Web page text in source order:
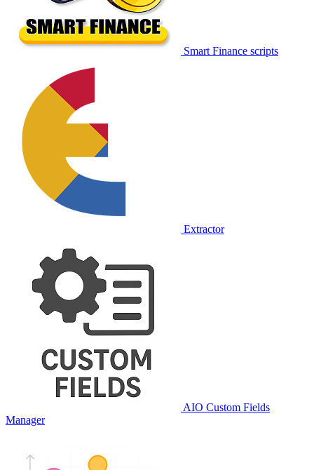
Smart Finance scripts
Extractor
AIO Custom Fields
Manager